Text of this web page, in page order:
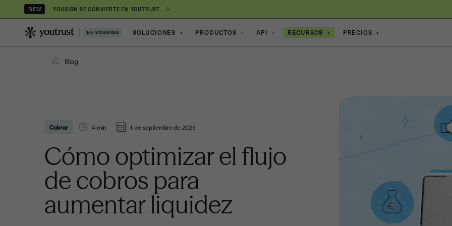
NEW YOUSIGN SE CONVIERTE EN YOUTRUST
SOLUCIONES + PRODUCTOS + API + RECURSOS + PRECIOS +
Blog
Cobrar 4 min 1 de septiembre de 2025
Cómo optimizar el flujo
de cobros para
aumentar liquidez